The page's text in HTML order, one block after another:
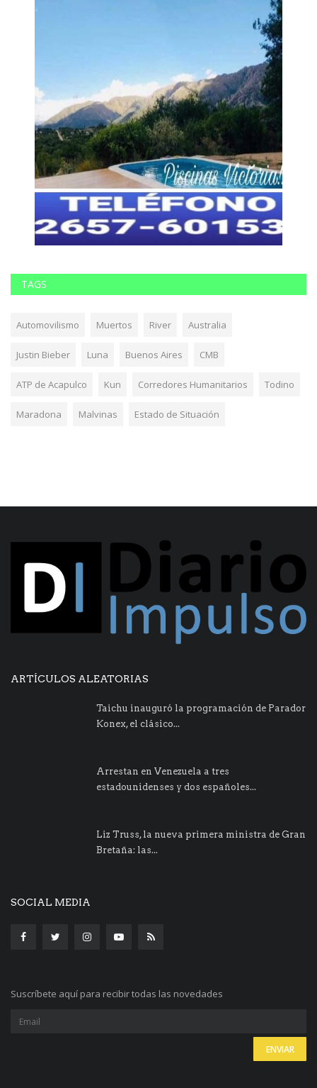
TAGS
Automovilismo Muertos River Australia
Justin Bieber Luna Buenos Aires CMB
ATP de Acapulco Kun Corredores Humanitarios Todino
Maradona Malvinas Estado de Situación
ARTÍCULOS ALEATORIAS
Taichu inauguró la programación de Parador
Konex, el clásico...
Arrestan en Venezuela a tres
estadounidenses y dos españoles...
Liz Truss, la nueva primera ministra de Gran
Bretaña: las...
SOCIAL MEDIA
Suscríbete aquí para recibir todas las novedades